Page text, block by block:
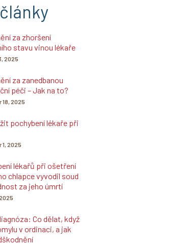
za zhoršení
stavu vinou lékaře
2025
za zanedbanou
péči – Jak na to?
18, 2025
pochybení lékaře při
1, 2025
lékařů při ošetření
chlapce vyvodil soud
za jeho úmrtí
Co dělat, když
v ordinaci, a jak